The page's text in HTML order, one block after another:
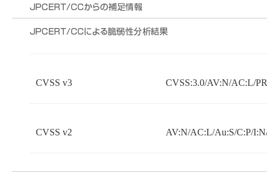
CVSS v3 CVSS:3.0/AV:N/AC:L/
CVSS v2 AV:N/AC:L/Au:S/C:P/